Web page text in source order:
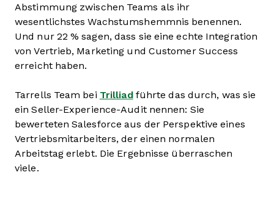
Abstimmung zwischen Teams als ihr
wesentlichstes Wachstumshemmnis benennen.
Und nur 22 % sagen, dass sie eine echte Integration
von Vertrieb, Marketing und Customer Success
erreicht haben.
Tarrells Team bei Trilliadführte das durch, was sie
ein Seller-Experience-Audit nennen: Sie
bewerteten Salesforce aus der Perspektive eines
Vertriebsmitarbeiters, der einen normalen
Arbeitstag erlebt. Die Ergebnisse überraschen
viele.